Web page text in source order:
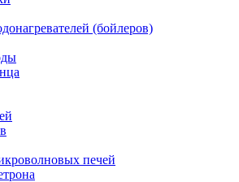
(бойлеров)
печей